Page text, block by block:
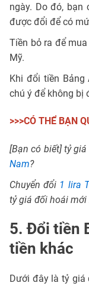
ngày. Do đó, bạn
được đổi để có
Tiền bỏ ra để
Mỹ.
Khi đổi tiền Bảng
chú ý để không bị
>>>CÓ THỂ BẠN
[Bạn có biết] tỷ giá
Nam?
Chuyển đổi 1 lira
tỷ giá đối hoái mới
5. Đổi tiền
tiền khác
Dưới đây là tỷ giá